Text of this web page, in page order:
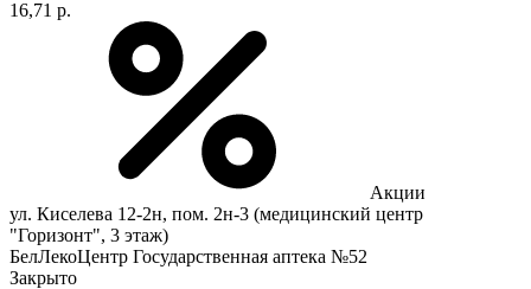
16,71 р.
Акции
ул. Киселева 12-2н, пом. 2н-3 (медицинский центр
"Горизонт", 3 этаж)
БелЛекоЦентр Государственная аптека №52
Закрыто